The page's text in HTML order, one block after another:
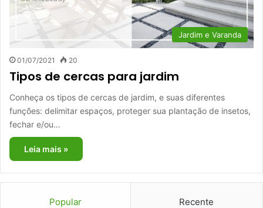
Jardim e Varanda
01/07/2021 20
Tipos de cercas para jardim
Conheça os tipos de cercas de jardim, e suas diferentes
funções: delimitar espaços, proteger sua plantação de insetos,
fechar e/ou…
Leia mais »
Popular Recente